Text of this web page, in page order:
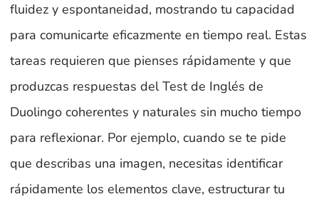
fluidez y espontaneidad, mostrando tu capacidad
para comunicarte eficazmente en tiempo real. Estas
tareas requieren que pienses rápidamente y que
produzcas respuestas del Test de Inglés de
Duolingo coherentes y naturales sin mucho tiempo
para reflexionar. Por ejemplo, cuando se te pide
que describas una imagen, necesitas identificar
rápidamente los elementos clave, estructurar tu